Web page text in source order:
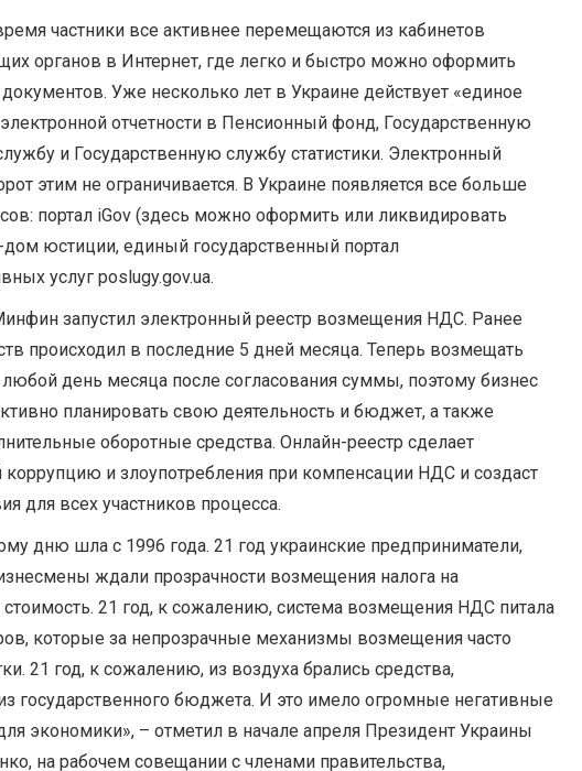
частники все активнее перемещаются из кабинетов
органов в Интернет, где легко и быстро можно оформить
Уже несколько лет в Украине действует «единое
отчетности в Пенсионный фонд, Государственную
и Государственную службу статистики. Электронный
этим не ограничивается. В Украине появляется все больше
портал iGov (здесь можно оформить или ликвидировать
юстиции, единый государственный портал
услуг poslugy.gov.ua.
запустил электронный реестр возмещения НДС. Ранее
происходил в последние 5 дней месяца. Теперь возмещать
любой день месяца после согласования суммы, поэтому бизнес
планировать свою деятельность и бюджет, а также
оборотные средства. Онлайн-реестр сделает
и злоупотребления при компенсации НДС и создаст
для всех участников процесса.
дню шла с 1996 года. 21 год украинские предприниматели,
ждали прозрачности возмещения налога на
21 год, к сожалению, система возмещения НДС питала
которые за непрозрачные механизмы возмещения часто
21 год, к сожалению, из воздуха брались средства,
государственного бюджета. И это имело огромные негативные
экономики», – отметил в начале апреля Президент Украины
на рабочем совещании с членами правительства,